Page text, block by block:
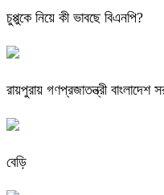
চুপ্পুকে নিয়ে কী ভাবছে বিএনপি?
রায়পুরায় গণপ্রজাতন্ত্রী বাংলাদেশ
বেড়ি